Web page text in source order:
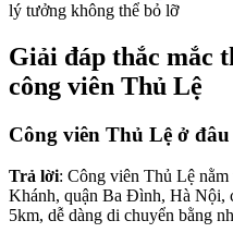
lý tưởng không thể bỏ lỡ
Giải đáp thắc mắc
công viên Thủ Lệ
Công viên Thủ Lệ ở đâu
Trả lời: Công viên Thủ Lệ
Khánh, quận Ba Đình, Hà Nội,
5km, dễ dàng di chuyển bằng